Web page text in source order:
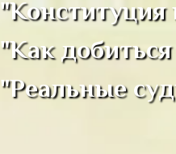
"Конституция
"Как
"Реальные